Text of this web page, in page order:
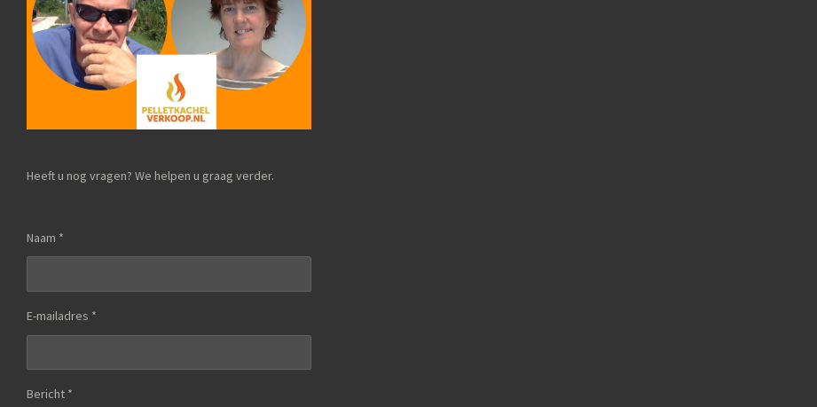
Heeft u nog vragen? We helpen u graag verder.
Naam *
E-mailadres *
Bericht *